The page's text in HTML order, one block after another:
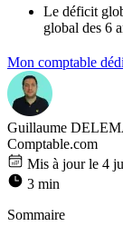
Le déficit
global des 6
Mon comptable
Guillaume
Comptable.com
Mis à jour le 4
3 min
Sommaire